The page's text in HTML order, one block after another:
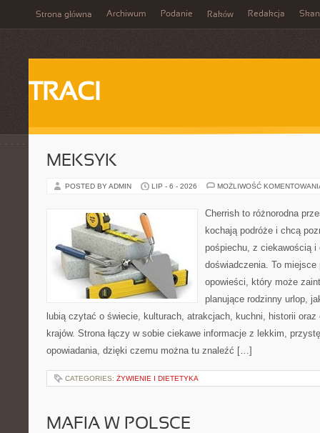
Strona główna Archiwum Podanie Raków Redakcja
TRACI
MEKSYK
POSTED BY ADMIN LIP - 6 - 2026 MOŻLIWOŚĆ
Cherrish to różnorodna
kochają podróże i chcą
pośpiechu, z ciekawością i
doświadczenia. To miejsce
opowieści, który może
planujące rodzinny urlop,
lubią czytać o świecie, kulturach, atrakcjach, kuchni, historii
krajów. Strona łączy w sobie ciekawe informacje z lekkim,
opowiadania, dzięki czemu można tu znaleźć […]
CATEGORIES: ŻYWIENIE I DIETETYKA
MAFIA W POLSCE